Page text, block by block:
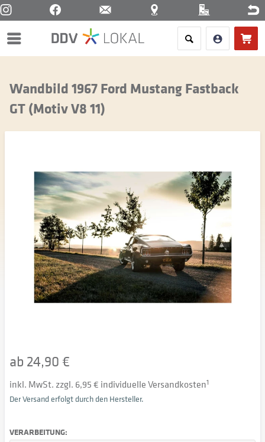
Menü
Wandbild 1967 Ford Mustang Fastback
GT (Motiv V8 11)
ab 24,90 €
inkl. MwSt. zzgl. 6,95 € individuelle Versandkosten1
Der Versand erfolgt durch den Hersteller.
VERARBEITUNG: